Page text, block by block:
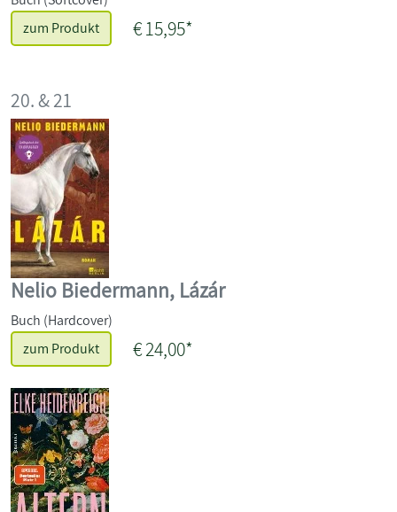
zum Produkt
€ 15,95*
20. & 21
Nelio Biedermann, Lázár
Buch (Hardcover)
zum Produkt
€ 24,00*